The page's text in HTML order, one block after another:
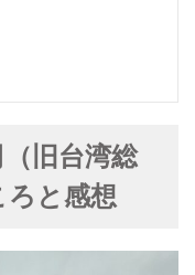
旧台湾総
ろと感想